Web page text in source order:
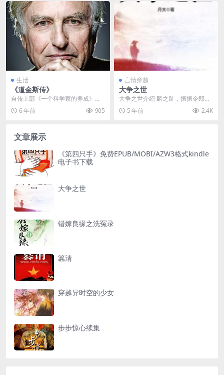
生活
《道金斯传》
自传上部《一个科学家的养成》以
时间为顺序，理查德·道金斯自述了
从自己在非洲的童年...
6 年前 905
言情穿越
大争之世
大争之世介绍 麟之趾，振振令郎，
于嗟麟兮。 麟之定，振振公姓，于
嗟麟兮。 麟之角...
5 年前 2.4K
文章展示
《第四只手》免费EPUB/MOBI/AZW3格式kindle
电子书下载
大争之世
错嫁良缘之洗冤录
篡清
穿越异时空的少女
步步惊心续集